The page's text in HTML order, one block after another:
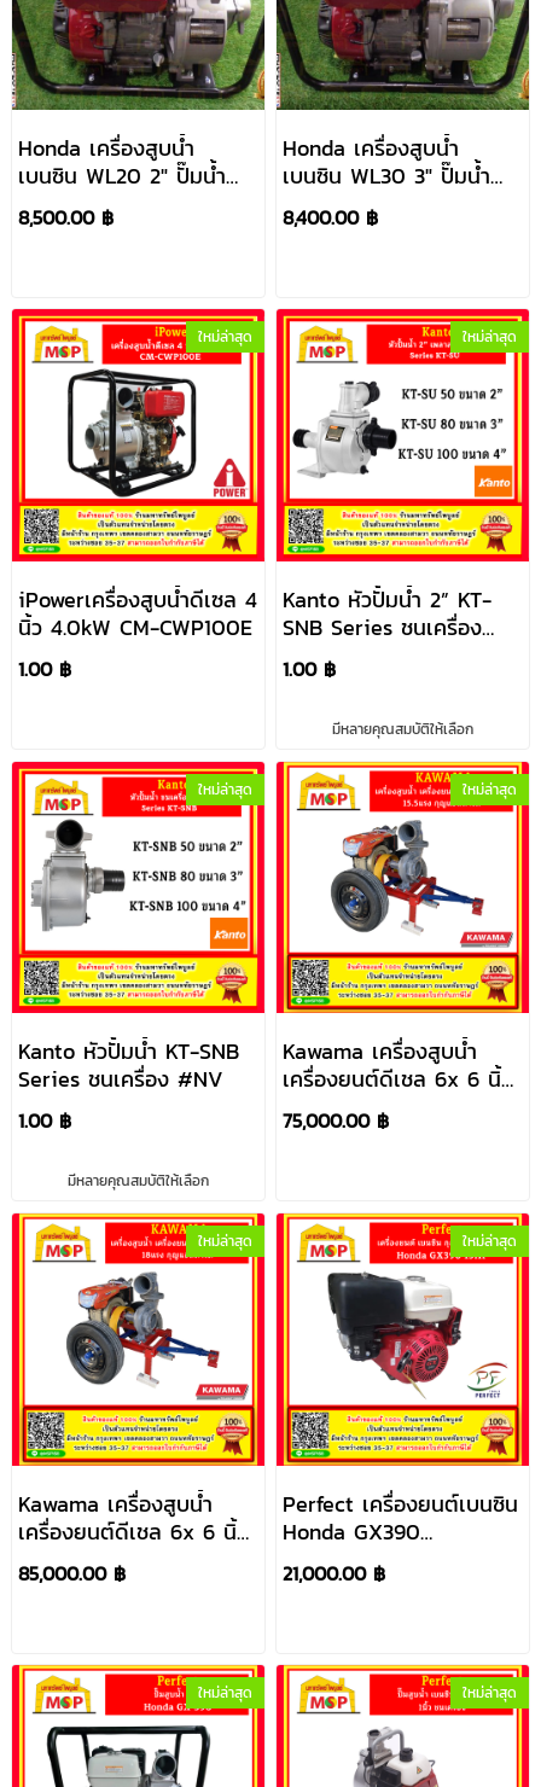
Honda เครื่องสูบน้ำ
เบนซิน WL20 2" ปั๊มน้ำ
เครื่องยนต์
8,500.00 ฿
Honda เครื่องสูบน้ำ
เบนซิน WL30 3" ปั๊มน้ำ
เครื่องยนต์
8,400.00 ฿
ใหม่ล่าสุด
iPowerเครื่องสูบน้ำดีเซล 4
นิ้ว 4.0kW CM-CWP100E
1.00 ฿
ใหม่ล่าสุด
Kanto หัวปั้มน้ำ 2” KT-
SNB Series ชนเครื่อง
#NV
1.00 ฿
มีหลายคุณสมบัติให้เลือก
ใหม่ล่าสุด
Kanto หัวปั้มน้ำ KT-SNB
Series ชนเครื่อง #NV
1.00 ฿
มีหลายคุณสมบัติให้เลือก
ใหม่ล่าสุด
Kawama เครื่องสูบน้ำ
เครื่องยนต์ดีเชล 6x 6 นิ้ว
15.5แรง กุญแจสตาร์ท
75,000.00 ฿
ใหม่ล่าสุด
Kawama เครื่องสูบน้ำ
เครื่องยนต์ดีเชล 6x 6 นิ้ว
18แรง กุญแจสตาร์ท
85,000.00 ฿
ใหม่ล่าสุด
Perfect เครื่องยนต์เบนซิน
Honda GX390
13PHกุญแจ ไม่รวมแบต
21,000.00 ฿
ใหม่ล่าสุด ใหม่ล่าสุด